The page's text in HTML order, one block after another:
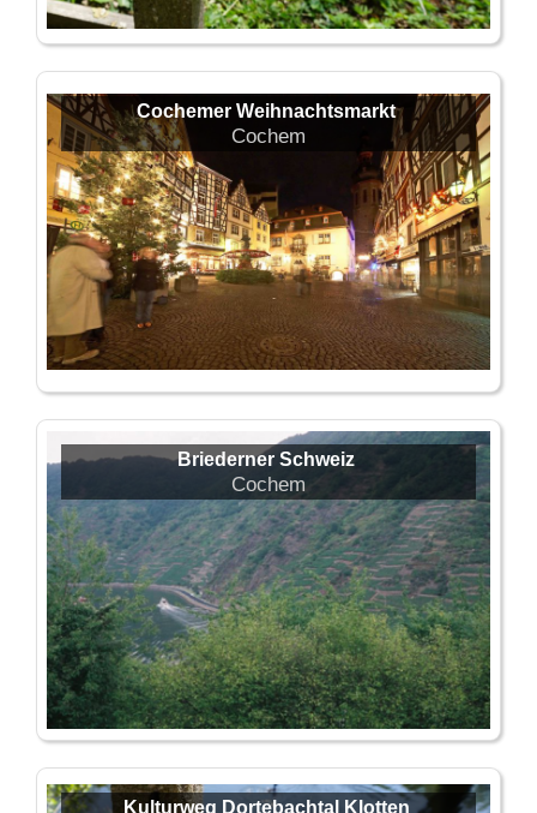
Cochemer Weihnachtsmarkt
Cochem
Briederner Schweiz
Cochem
Kulturweg Dortebachtal Klotten